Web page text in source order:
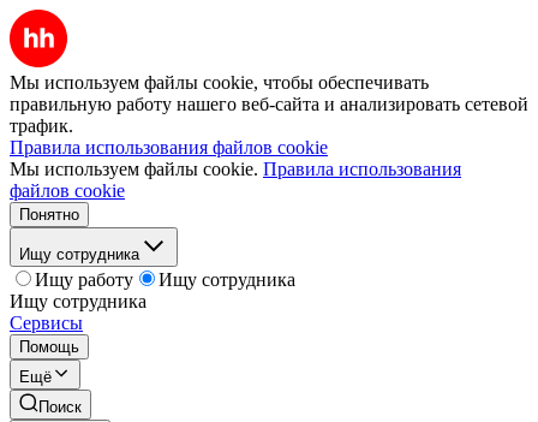
Мы используем файлы cookie, чтобы обеспечивать
правильную работу нашего веб-сайта и анализировать сетевой
трафик.
Правила использования файлов cookie
Мы используем файлы cookie. Правила использования
файлов cookie
Понятно
Ищу сотрудника
Ищу работу
Ищу сотрудника
Ищу сотрудника
Сервисы
Помощь
Ещё
Поиск